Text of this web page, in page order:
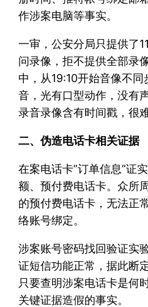
作涉案电脑等事实。
一审，公安分局只提供了
问录像，拒不提供全部录
中，从19:10开始音像不
音，光有口型动作，没有
录音录像含有时间戳，很
二、伪造电话卡相关证据
在案电话卡”订单信息”证
额、预付费电话卡。众所
的预付费电话卡，无法正
络账号绑定。
涉案账号密码找回验证实
证短信功能正常，据此断
只要查明涉案电话卡是何
关键证据造假的事实。